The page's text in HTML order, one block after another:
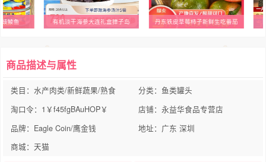
豉鲮鱼 有机淡干海参大连礼盒獐子岛 丹东铁皮草莓柿子新鲜生吃番茄
商品描述与属性
类目：水产肉类/新鲜蔬果/熟食
分类：鱼类罐头
淘口令：1￥f45fgBAuHOP￥
店铺：永益华食品专营店
品牌：Eagle Coin/鹰金钱
地址：广东 深圳
商城：天猫